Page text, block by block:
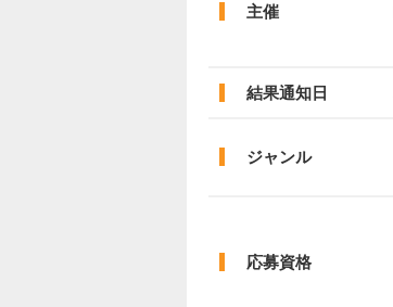
主催
結果通知日
ジャンル
応募資格